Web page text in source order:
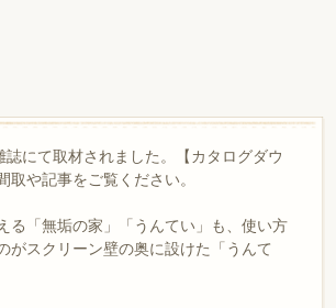
誌にて取材されました。【カタログダウ
取や記事をご覧ください。
る「無垢の家」「うんてい」も、使い方
がスクリーン壁の奥に設けた「うんて